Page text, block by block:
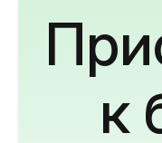
к